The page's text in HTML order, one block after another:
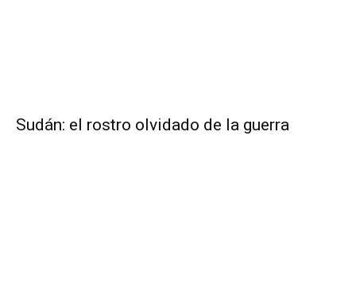
Sudán: el rostro olvidado de la guerra